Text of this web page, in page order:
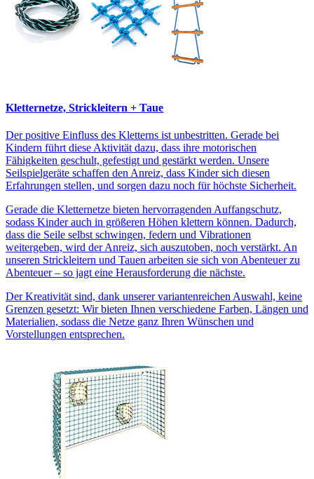
Kletternetze, Strickleitern + Taue
Der positive Einfluss des Kletterns ist unbestritten. Gerade bei
Kindern führt diese Aktivität dazu, dass ihre motorischen
Fähigkeiten geschult, gefestigt und gestärkt werden. Unsere
Seilspielgeräte schaffen den Anreiz, dass Kinder sich diesen
Erfahrungen stellen, und sorgen dazu noch für höchste Sicherheit.
Gerade die Kletternetze bieten hervorragenden Auffangschutz,
sodass Kinder auch in größeren Höhen klettern können. Dadurch,
dass die Seile selbst schwingen, federn und Vibrationen
weitergeben, wird der Anreiz, sich auszutoben, noch verstärkt. An
unseren Strickleitern und Tauen arbeiten sie sich von Abenteuer zu
Abenteuer – so jagt eine Herausforderung die nächste.
Der Kreativität sind, dank unserer variantenreichen Auswahl, keine
Grenzen gesetzt: Wir bieten Ihnen verschiedene Farben, Längen und
Materialien, sodass die Netze ganz Ihren Wünschen und
Vorstellungen entsprechen.